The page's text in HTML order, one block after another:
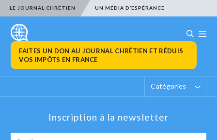
LE JOURNAL CHRÉTIEN UN MÉDIA D’ESPÉRANCE
FAITES UN DON AU JOURNAL CHRÉTIEN ET RÉDUIS
VOS IMPÔTS EN FRANCE
Catégories
Inscription à la newsletter